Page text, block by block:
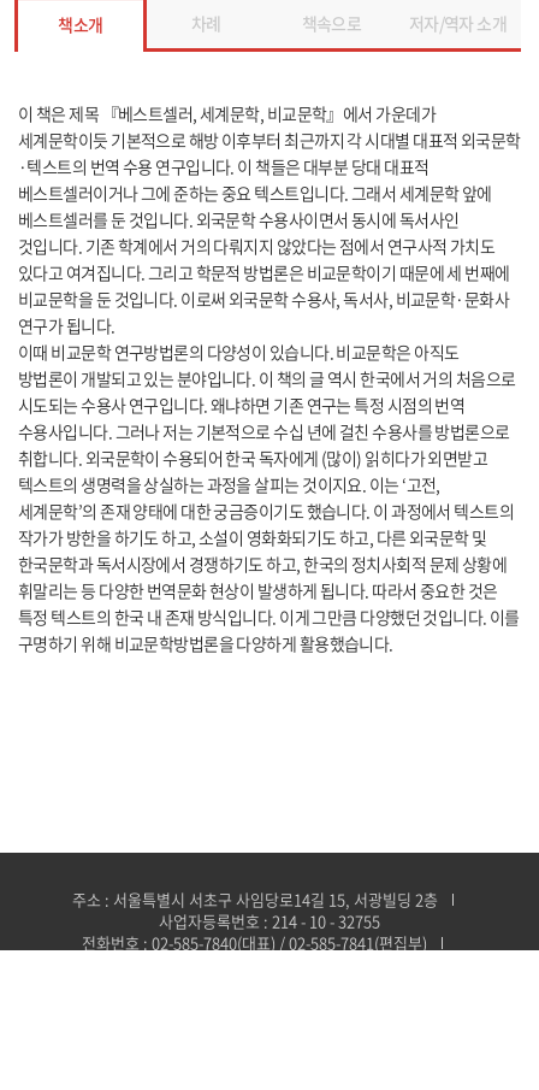
책소개 차례 책속으로 저자/역자 소개
이 책은 제목 『베스트셀러, 세계문학, 비교문학』에서 가운데가
세계문학이듯 기본적으로 해방 이후부터 최근까지 각 시대별 대표적 외국문학
·텍스트의 번역 수용 연구입니다. 이 책들은 대부분 당대 대표적
베스트셀러이거나 그에 준하는 중요 텍스트입니다. 그래서 세계문학 앞에
베스트셀러를 둔 것입니다. 외국문학 수용사이면서 동시에 독서사인
것입니다. 기존 학계에서 거의 다뤄지지 않았다는 점에서 연구사적 가치도
있다고 여겨집니다. 그리고 학문적 방법론은 비교문학이기 때문에 세 번째에
비교문학을 둔 것입니다. 이로써 외국문학 수용사, 독서사, 비교문학·문화사
연구가 됩니다.
이때 비교문학 연구방법론의 다양성이 있습니다. 비교문학은 아직도
방법론이 개발되고 있는 분야입니다. 이 책의 글 역시 한국에서 거의 처음으로
시도되는 수용사 연구입니다. 왜냐하면 기존 연구는 특정 시점의 번역
수용사입니다. 그러나 저는 기본적으로 수십 년에 걸친 수용사를 방법론으로
취합니다. 외국문학이 수용되어 한국 독자에게 (많이) 읽히다가 외면받고
텍스트의 생명력을 상실하는 과정을 살피는 것이지요. 이는 ‘고전,
세계문학’의 존재 양태에 대한 궁금증이기도 했습니다. 이 과정에서 텍스트의
작가가 방한을 하기도 하고, 소설이 영화화되기도 하고, 다른 외국문학 및
한국문학과 독서시장에서 경쟁하기도 하고, 한국의 정치사회적 문제 상황에
휘말리는 등 다양한 번역문화 현상이 발생하게 됩니다. 따라서 중요한 것은
특정 텍스트의 한국 내 존재 방식입니다. 이게 그만큼 다양했던 것입니다. 이를
구명하기 위해 비교문학방법론을 다양하게 활용했습니다.
주소 : 서울특별시 서초구 사임당로14길 15, 서광빌딩 2층
사업자등록번호 : 214 - 10 - 32755
전화번호 : 02-585-7840(대표) / 02-585-7841(편집부)